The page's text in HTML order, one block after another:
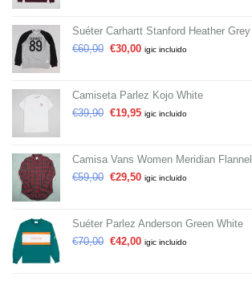
Suéter Carhartt Stanford Heather
€60,00 €30,00 igic incluido
Camiseta Parlez Kojo White
€39,90 €19,95 igic incluido
Camisa Vans Women Meridian
€59,00 €29,50 igic incluido
Suéter Parlez Anderson Green White
€70,00 €42,00 igic incluido